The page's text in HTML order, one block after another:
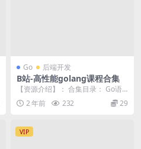
Go 后端开发
B站-高性能golang课程合集
【资源介绍】： 合集目录： Go语
言编程大全,web微服务数据库十大
专题精讲 分...
2 年前 232 29
VIP